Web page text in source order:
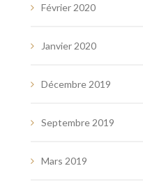
Février 2020
Janvier 2020
Décembre 2019
Septembre 2019
Mars 2019